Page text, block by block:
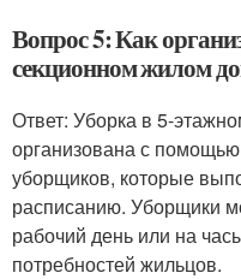
Вопрос 5: Как
секционном жилом
Ответ: Уборка в 5-
организована с
уборщиков, которые
расписанию. Уборщики
рабочий день или на
потребностей жильцов.